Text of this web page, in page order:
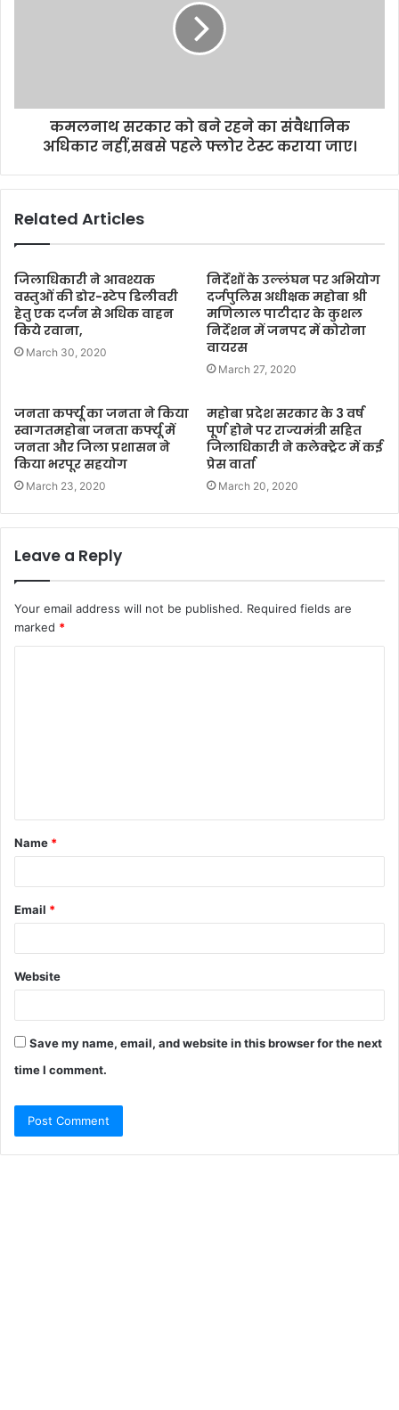
कमलनाथ सरकार को बने रहने का संवैधानिक
अधिकार नहीं,सबसे पहले फ्लोर टेस्ट कराया जाए।
Related Articles
जिलाधिकारी ने आवश्यक
वस्तुओं की डोर-स्टेप डिलीवरी
हेतु एक दर्जन से अधिक वाहन
किये रवाना,
March 30, 2020
निर्देशों के उल्लंघन पर अभियोग
दर्जपुलिस अधीक्षक महोबा श्री
मणिलाल पाटीदार के कुशल
निर्देशन में जनपद में कोरोना
वायरस
March 27, 2020
जनता कर्फ्यू का जनता ने किया
स्वागतमहोबा जनता कर्फ्यू में
जनता और जिला प्रशासन ने
किया भरपूर सहयोग
March 23, 2020
महोबा प्रदेश सरकार के 3 वर्ष
पूर्ण होने पर राज्यमंत्री सहित
जिलाधिकारी ने कलेक्ट्रेट में कई
प्रेस वार्ता
March 20, 2020
Leave a Reply
Your email address will not be published. Required fields are
marked *
t
*
Name *
Email *
Website
Save my name, email, and website in this browser for the next
time I comment.